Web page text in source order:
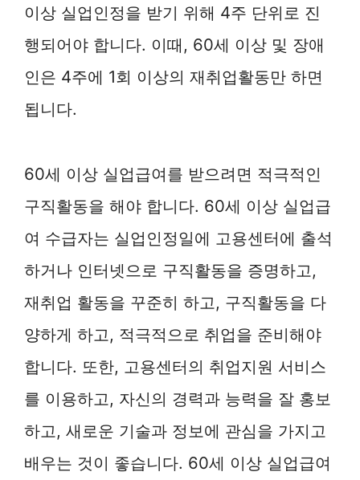
이상 실업인정을 받기 위해 4주 단위로 진
행되어야 합니다. 이때, 60세 이상 및 장애
인은 4주에 1회 이상의 재취업활동만 하면
됩니다.
60세 이상 실업급여를 받으려면 적극적인
구직활동을 해야 합니다. 60세 이상 실업급
여 수급자는 실업인정일에 고용센터에 출석
하거나 인터넷으로 구직활동을 증명하고,
재취업 활동을 꾸준히 하고, 구직활동을 다
양하게 하고, 적극적으로 취업을 준비해야
합니다. 또한, 고용센터의 취업지원 서비스
를 이용하고, 자신의 경력과 능력을 잘 홍보
하고, 새로운 기술과 정보에 관심을 가지고
배우는 것이 좋습니다. 60세 이상 실업급여